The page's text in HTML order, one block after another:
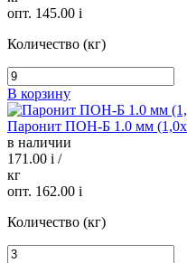
опт. 145.00 i
Количество (кг)
В корзину
Паронит ПОН-Б 1.0 мм
в наличии
171.00 i /
кг
опт. 162.00 i
Количество (кг)